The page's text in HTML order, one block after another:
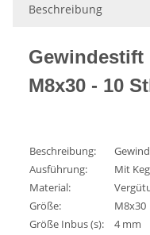
Beschreibung
Gewindestift
M8x30 - 10
Beschreibung:
Ausführung:
Mit
Material:
Größe:
M8x30
Größe Inbus (s):
4 mm